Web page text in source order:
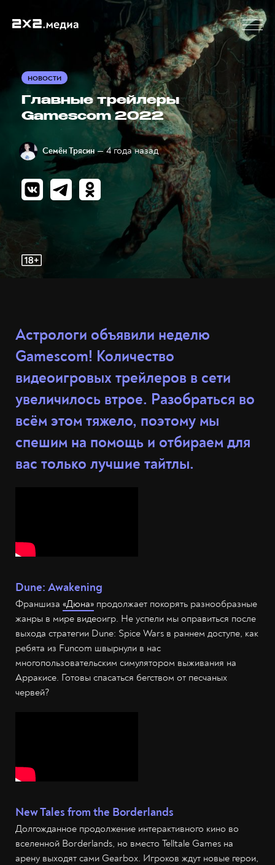
НОВОСТИ
Главные трейлеры
Gamescom 2022
Семён Трясин — 4 года назад
Астрологи объявили неделю
Gamescom! Количество
видеоигровых трейлеров в сети
увеличилось втрое. Разобраться во
всём этом тяжело, поэтому мы
спешим на помощь и отбираем для
вас только лучшие тайтлы.
Dune: Awakening
Франшиза «Дюна» продолжает покорять разнообразные
жанры в мире видеоигр. Не успели мы оправиться после
выхода стратегии Dune: Spice Wars в раннем доступе, как
ребята из Funcom швырнули в нас
многопользовательским симулятором выживания на
Арракисе. Готовы спасаться бегством от песчаных
червей?
New Tales from the Borderlands
Долгожданное продолжение интерактивного кино во
вселенной Borderlands, но вместо Telltale Games на
арену выходят сами Gearbox. Игроков ждут новые герои,